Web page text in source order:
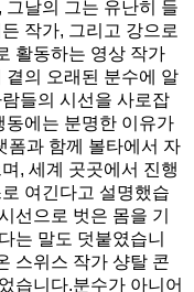
날의 그는 유난히 들
작가, 그리고 강으로
활동하는 영상 작가
곁의 오래된 분수에 알
들의 시선을 사로잡
동에는 분명한 이유가
폼과 함께 볼타에서 자
, 세계 곳곳에서 진행
여긴다고 설명했습
선으로 벗은 몸을 기
는 말도 덧붙였습니
스위스 작가 샹탈 콘
습니다.분수가 아니어